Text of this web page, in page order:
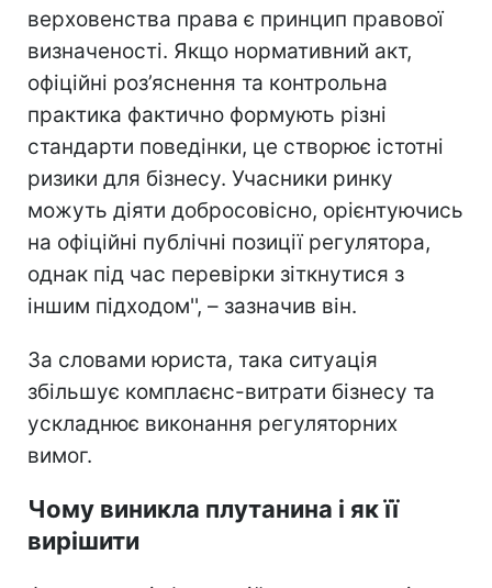
верховенства права є принцип правової
визначеності. Якщо нормативний акт,
офіційні роз’яснення та контрольна
практика фактично формують різні
стандарти поведінки, це створює істотні
ризики для бізнесу. Учасники ринку
можуть діяти добросовісно, орієнтуючись
на офіційні публічні позиції регулятора,
однак під час перевірки зіткнутися з
іншим підходом'', – зазначив він.
За словами юриста, така ситуація
збільшує комплаєнс-витрати бізнесу та
ускладнює виконання регуляторних
вимог.
Чому виникла плутанина і як її
вирішити